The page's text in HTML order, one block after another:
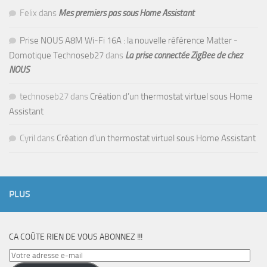
Felix dans Mes premiers pas sous Home Assistant
Prise NOUS A8M Wi-Fi 16A : la nouvelle référence Matter -
Domotique Technoseb27 dans La prise connectée ZigBee de chez
NOUS
technoseb27 dans Création d’un thermostat virtuel sous Home
Assistant
Cyril dans Création d’un thermostat virtuel sous Home Assistant
PLUS
CA COÛTE RIEN DE VOUS ABONNEZ !!!
Votre